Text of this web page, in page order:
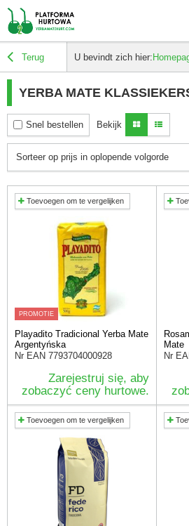
Terug U bevindt zich hier:
YERBA MATE
Snel bestellen Bekijk
Sorteer op prijs in oplopende volgorde
Toevoegen om te vergelijken
PROMOTIE
Playadito Tradicional Yerba Mate
Argentyńska
Nr EAN 7793704000928
Zarejestruj się, aby
zobaczyć ceny hurtowe.
Mate
Nr
Toevoegen om te vergelijken